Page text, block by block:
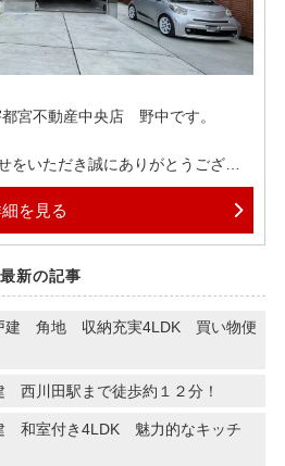
宮不動産中央店 野中です。
をいただき誠にありがとうござい
す。
す。
なる物件がございましたら、ぜひ
いませ。
を見る
最新の記事
建 角地 収納充実4LDK 買い物便
川田駅まで徒歩約１２分！
和室付き4LDK 魅力的なキッチ